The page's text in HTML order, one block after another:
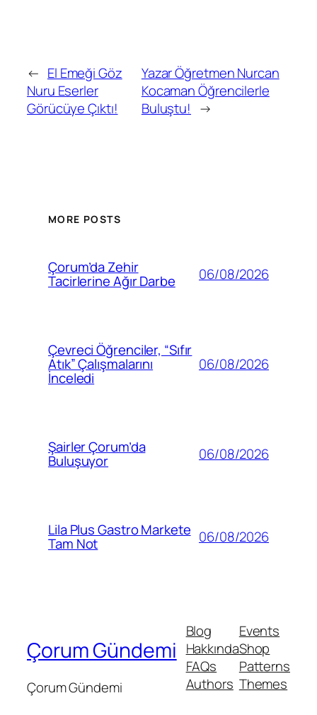
← El Emeği Göz
Nuru Eserler
Görücüye Çıktı!
Yazar Öğretmen Nurcan
Kocaman Öğrencilerle
Buluştu! →
MORE POSTS
Çorum’da Zehir
Tacirlerine Ağır Darbe 06/08/2026
Çevreci Öğrenciler, “Sıfır
Atık” Çalışmalarını
İnceledi
06/08/2026
Şairler Çorum’da
Buluşuyor 06/08/2026
Lila Plus Gastro Markete
Tam Not 06/08/2026
Çorum Gündemi
Çorum Gündemi
Blog
Hakkında
FAQs
Authors
Events
Shop
Patterns
Themes